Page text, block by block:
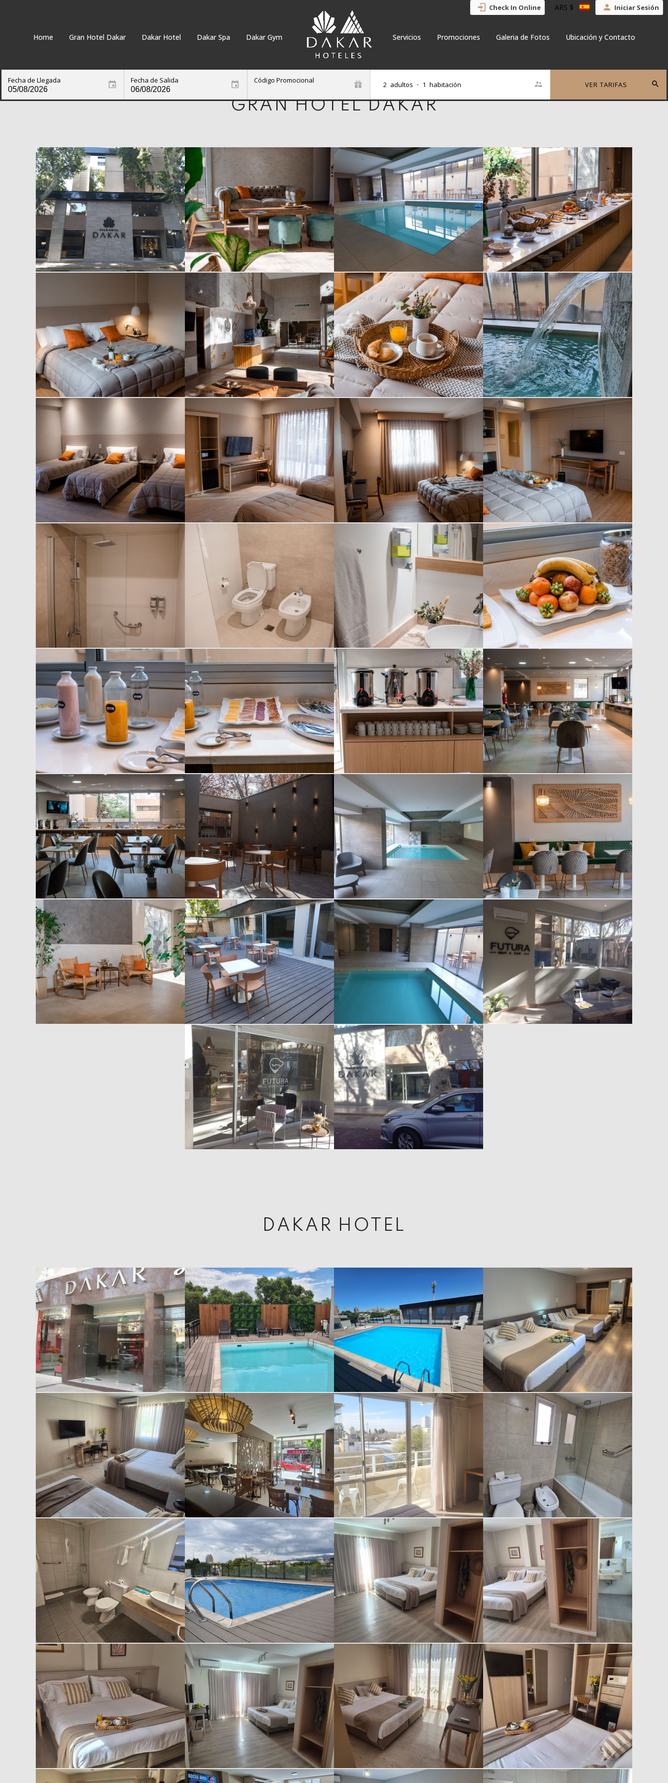
Check In Online ARS $ Iniciar Sesión
Home Gran Hotel Dakar Dakar Hotel Dakar Spa Dakar Gym Servicios Promociones Galeria de Fotos Ubicación y Contacto
Fecha de Llegada Fecha de Salida Código Promocional 2 adultos • 1 habitación VER TARIFAS
GRAN HOTEL DAKAR
DAKAR HOTEL